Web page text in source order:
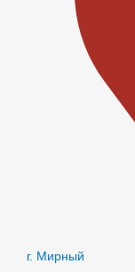
г. Мирный